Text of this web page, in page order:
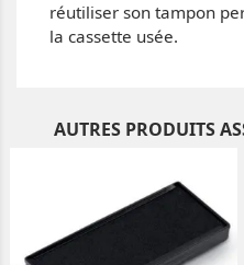
réutiliser son tampon
la cassette usée.
AUTRES PRODUITS